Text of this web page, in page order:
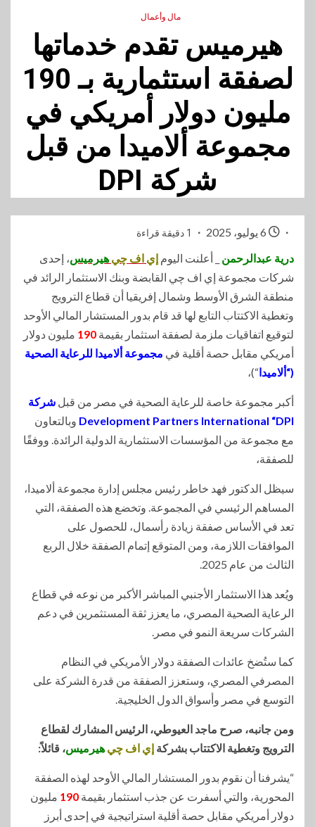
مال وأعمال
هيرميس تقدم خدماتها
لصفقة استثمارية بـ 190
مليون دولار أمريكي في
مجموعة ألاميدا من قبل
شركة DPI
1 دقيقة قراءة
درية عبدالرحمن _ أعلنت اليوم إي اف چي هيرميس، إحدى
شركات مجموعة إي اف چي القابضة وبنك الاستثمار الرائد في
منطقة الشرق الأوسط وشمال إفريقيا أن قطاع الترويج
وتغطية الاكتتاب التابع لها قد قام بدور المستشار المالي الأوحد
لتوقيع اتفاقيات ملزمة لصفقة استثمار بقيمة 190 مليون دولار
أمريكي مقابل حصة أقلية في مجموعة ألاميدا للرعاية الصحية
(“ألاميدا“)،
أكبر مجموعة خاصة للرعاية الصحية في مصر من قبل شركة
Development Partners International “DPI وبالتعاون
مع مجموعة من المؤسسات الاستثمارية الدولية الرائدة. ووفقًا
للصفقة،
سيظل الدكتور فهد خاطر رئيس مجلس إدارة مجموعة ألاميدا،
المساهم الرئيسي في المجموعة. وتخضع هذه الصفقة، التي
تعد في الأساس صفقة زيادة رأسمال، للحصول على
الموافقات اللازمة، ومن المتوقع إتمام الصفقة خلال الربع
الثالث من عام 2025.
ويُعد هذا الاستثمار الأجنبي المباشر الأكبر من نوعه في قطاع
الرعاية الصحية المصري، ما يعزز ثقة المستثمرين في دعم
الشركات سريعة النمو في مصر.
كما ستُضخ عائدات الصفقة دولار الأمريكي في النظام
المصرفي المصري، وستعزز الصفقة من قدرة الشركة على
التوسع في مصر وأسواق الدول الخليجية.
ومن جانبه، صرح ماجد العيوطي، الرئيس المشارك لقطاع
الترويج وتغطية الاكتتاب بشركة إي اف چي هيرميس، قائلاً:
“يشرفنا أن نقوم بدور المستشار المالي الأوحد لهذه الصفقة
المحورية، والتي أسفرت عن جذب استثمار بقيمة 190 مليون
دولار أمريكي مقابل حصة أقلية استراتيجية في إحدى أبرز